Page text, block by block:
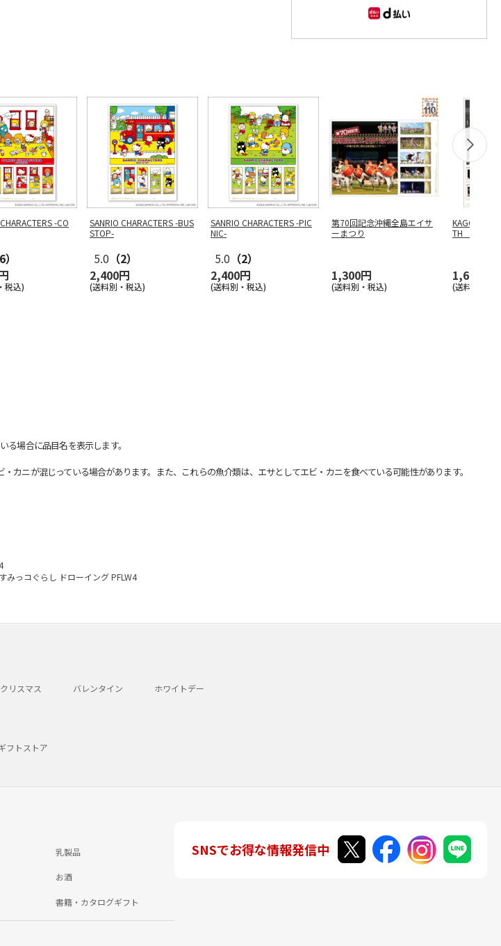
-CO
）
税込)
SANRIO CHARACTERS -BUS
STOP-
5.0 （2）
2,400円
(送料別・税込)
SANRIO CHARACTERS -PIC
NIC-
5.0 （2）
2,400円
(送料別・税込)
第70回記念沖縄全島エイサ
ーまつり
1,300円
(送料別・税込)
TH ANNIVE
1,650円
(送料別・税
場合に品目名を表示します。
ニが混じっている場合があります。また、これらの魚介類は、エサとしてエビ・カニを食べている可能性があります。
みっコぐらし ドローイング PFLW4
クリスマス バレンタイン ホワイトデー
フトストア
乳製品
お酒
書籍・カタログギフト
SNSでお得な情報発信中